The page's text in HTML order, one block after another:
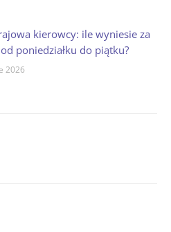
kierowcy: ile wyniesie za
poniedziałku do piątku?
2026